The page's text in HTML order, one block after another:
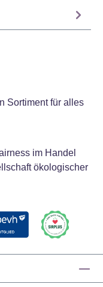
Sortiment für alles
im Handel
ökologischer